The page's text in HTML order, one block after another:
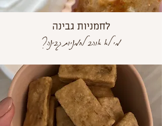
לחמניות גבינה
מי לא אוהב לחמניות גבינה?